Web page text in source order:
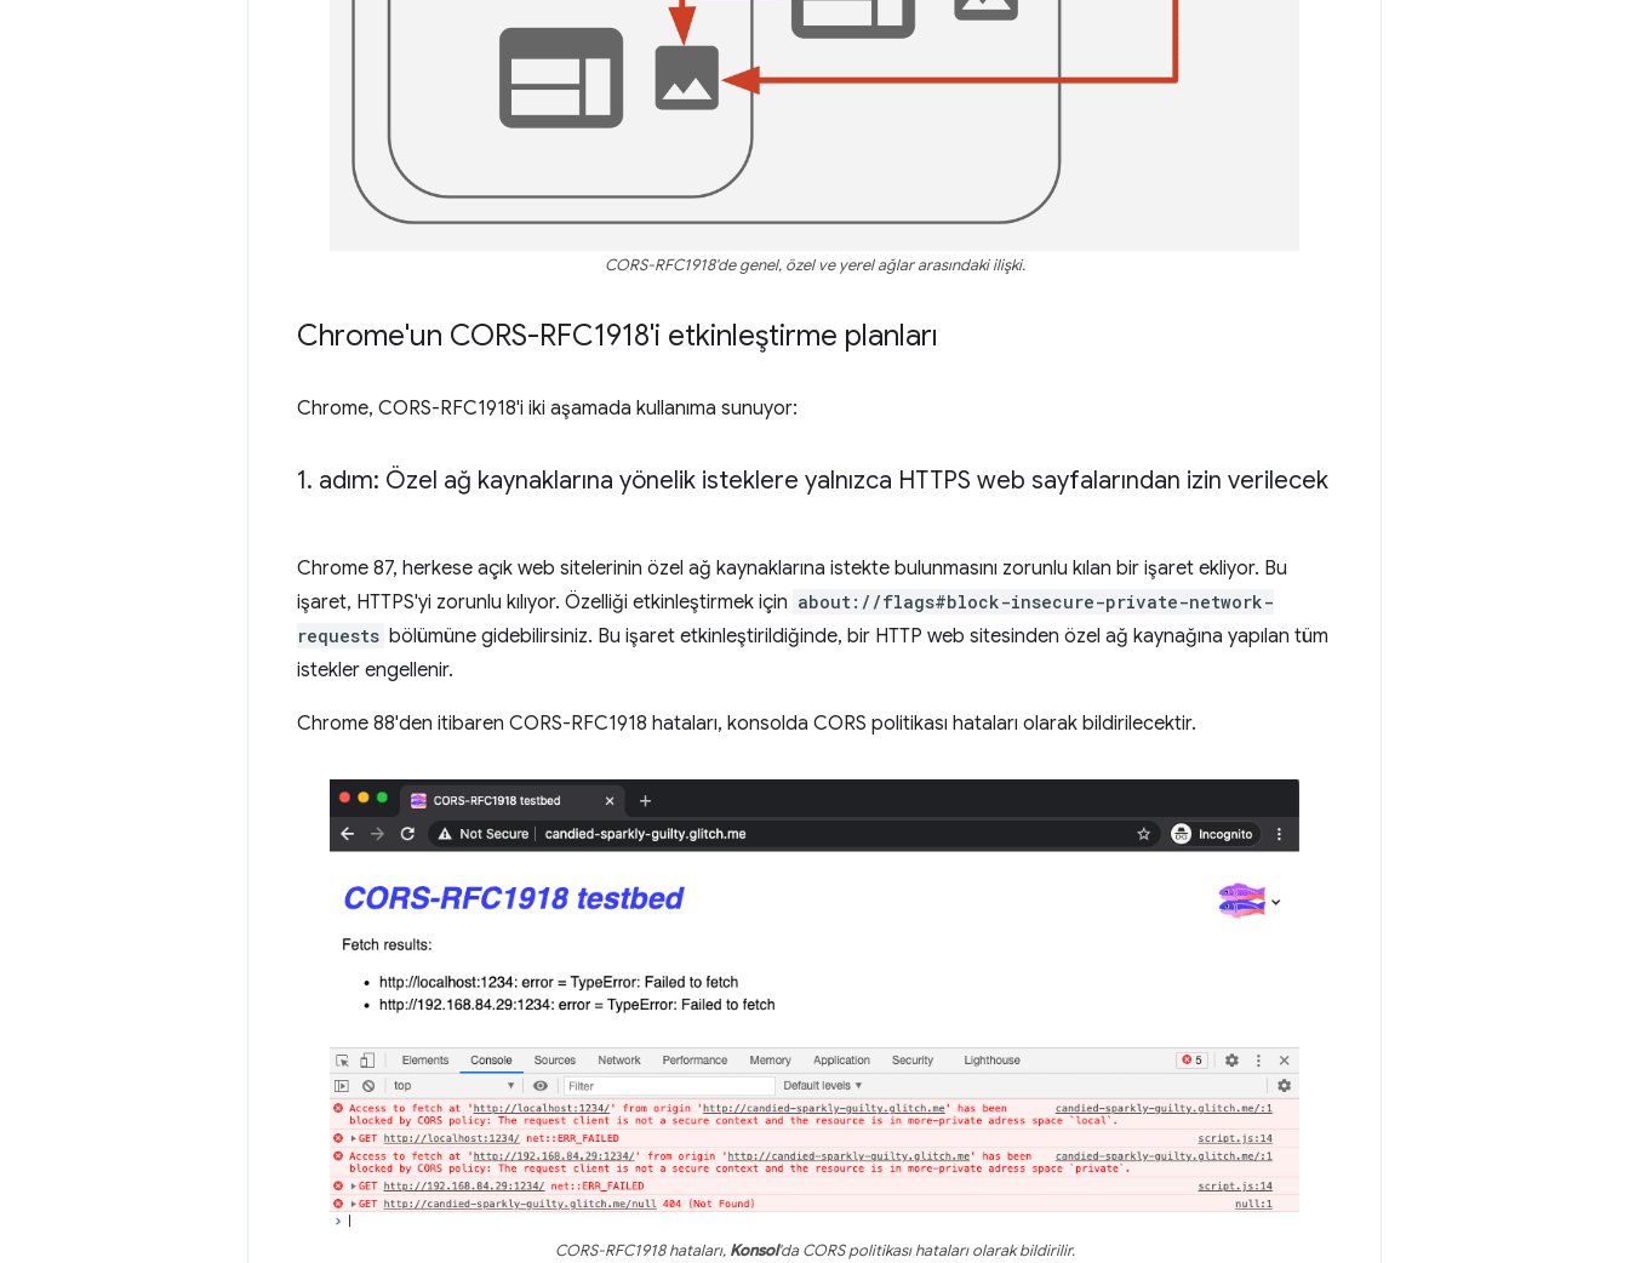
CORS-RFC1918'de genel, özel ve yerel ağlar arasındaki ilişki.
Chrome'un CORS-RFC1918'i etkinleştirme planları
Chrome, CORS-RFC1918'i iki aşamada kullanıma sunuyor:
1. adım: Özel ağ kaynaklarına yönelik isteklere yalnızca HTTPS web sayfalarından izin verilecek
Chrome 87, herkese açık web sitelerinin özel ağ kaynaklarına istekte bulunmasını zorunlu kılan bir işaret ekliyor. Bu
işaret, HTTPS'yi zorunlu kılıyor. Özelliği etkinleştirmek için about://flags#block-insecure-private-network-
requests bölümüne gidebilirsiniz. Bu işaret etkinleştirildiğinde, bir HTTP web sitesinden özel ağ kaynağına yapılan tüm
istekler engellenir.
Chrome 88'den itibaren CORS-RFC1918 hataları, konsolda CORS politikası hataları olarak bildirilecektir.
CORS-RFC1918 hataları, Konsol'da CORS politikası hataları olarak bildirilir.